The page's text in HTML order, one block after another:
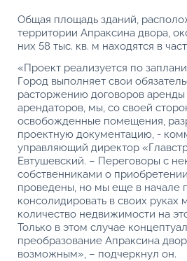
Общая площадь зданий,
территории Апраксина двора,
них 58 тыс. кв. м находятся в
«Проект реализуется по
Город выполняет свои
расторжению договоров
арендаторов, мы, со своей
освобожденные помещения,
проектную документацию, -
управляющий директор
Евтушевский. – Переговоры с
собственниками о
проведены, но мы еще в начале
консолидировать в своих руках
количество недвижимости на
Только в этом случае
преобразование Апраксина
возможным», – подчеркнул он.